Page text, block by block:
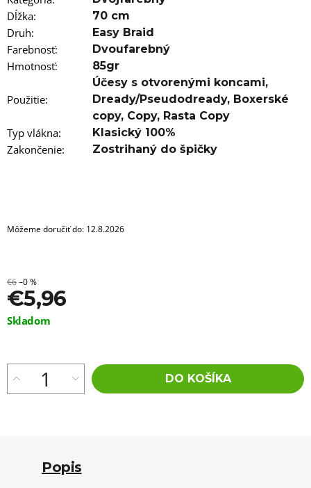
Dĺžka: 70 cm
Druh: Easy Braid
Farebnosť: Dvoufarebný
Hmotnosť: 85gr
Použitie:
Účesy s otvorenými koncami,
Dready/Pseudodready, Boxerské
copy, Copy, Rasta Copy
Typ vlákna: Klasický 100%
Zakončenie: Zostrihaný do špičky
Môžeme doručiť do: 12.8.2026
€6–0 %
€5,96
Jednotková
Skladom
DO KOŠÍKA
Popis
m
100%
JUMBO
ZOSTRIHANÝ
IRIS
€5,96
Pôvodne:
€6,76